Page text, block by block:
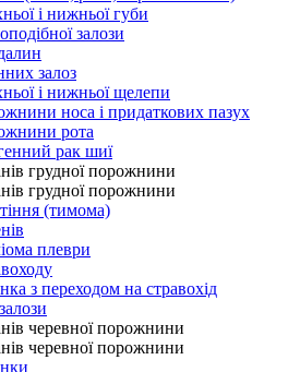
і нижньої губи
залози
залоз
і нижньої щелепи
носа і придаткових пазух
рота
рак шиї
грудної порожнини
грудної порожнини
(тимома)
плеври
з переходом на стравохід
черевної порожнини
черевної порожнини